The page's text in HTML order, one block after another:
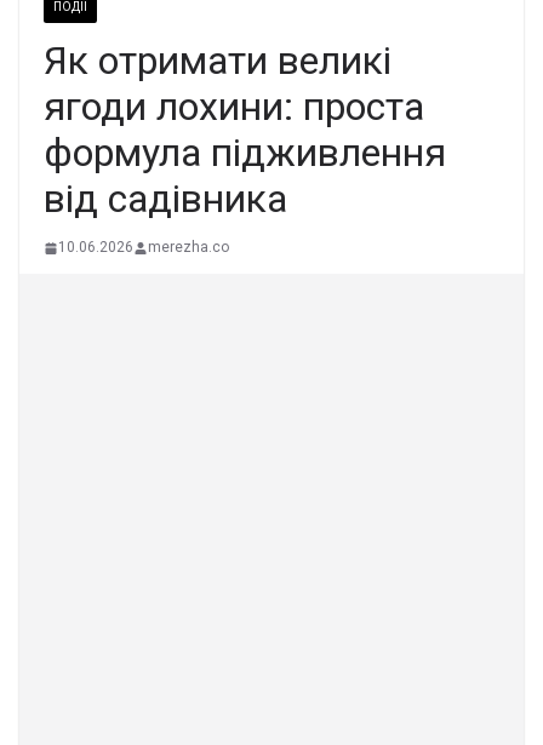
ПОДІЇ
Як отримати великі
ягоди лохини: проста
формула підживлення
від садівника
10.06.2026 merezha.co